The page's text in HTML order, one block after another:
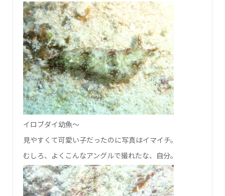
イロブダイ幼魚～
見やすくて可愛い子だったのに写真はイマイチ。
むしろ、よくこんなアングルで撮れたな、自分。